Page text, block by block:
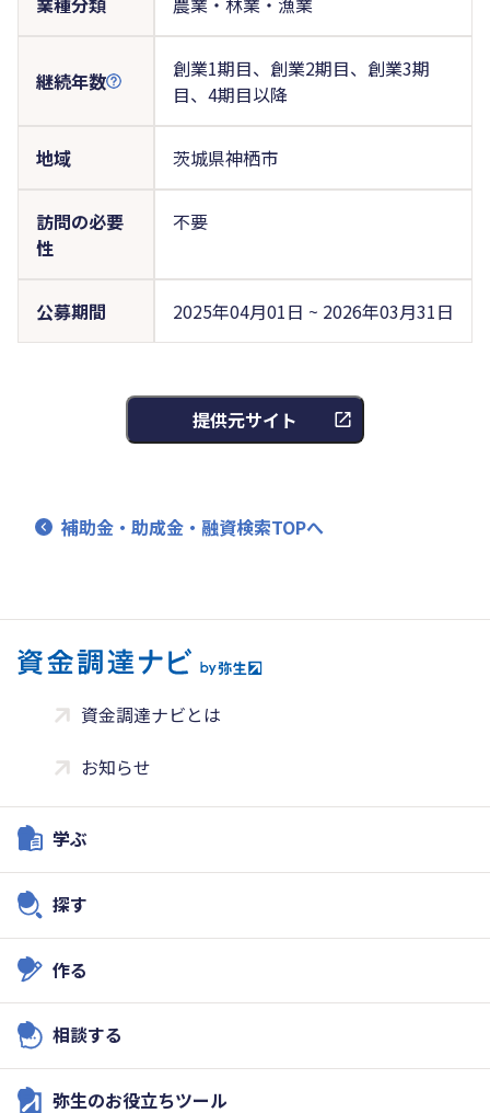
継続年数
創業1期目、創業2期目、創業3期
目、4期目以降
地域 茨城県神栖市
訪問の必要
性
不要
公募期間 2025年04月01日 ~ 2026年03月31日
提供元サイト
補助金・助成金・融資検索TOPへ
資金調達ナビとは
お知らせ
学ぶ
探す
作る
相談する
弥生のお役立ちツール